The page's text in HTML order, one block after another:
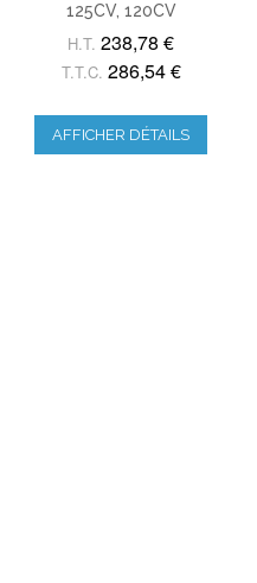
125CV, 120CV
H.T. 238,78 €
T.T.C. 286,54 €
AFFICHER DÉTAILS